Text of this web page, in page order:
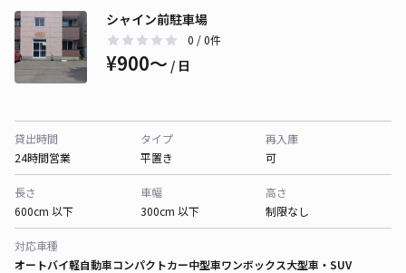
シャイン前駐車場
0 / 0件
¥900〜 / 日
貸出時間
24時間営業
タイプ
平置き
再入庫
可
長さ
600cm 以下
車幅
300cm 以下
高さ
制限なし
対応車種
オートバイ軽自動車コンパクトカー中型車ワンボックス大型車・SUV